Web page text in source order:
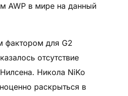
AWP в мире на данный
фактором для G2
отсутствие
Никола NiKo
раскрыться в